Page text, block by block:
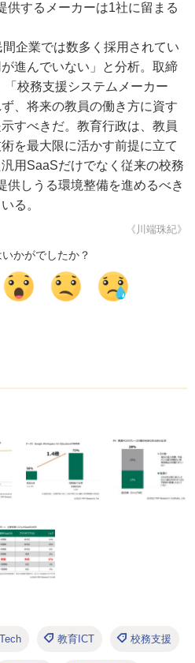
供するメーカーは1社に留まる
企業では数多く採用されてい
進んでいない」と分析。取締
校務支援システムメーカー
、将来の教員の働き方に資す
すべきだ。教育行政は、教員
を最大限に活かす前提に立て
用SaaSだけでなく従来の校務
供しうる環境整備を進めるべき
る。
《川端珠紀》
かがでしたか？
教育ICT 校務支援